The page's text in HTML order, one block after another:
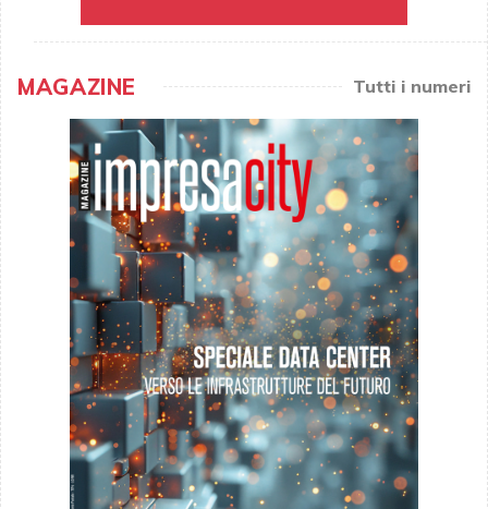
MAGAZINE Tutti i numeri